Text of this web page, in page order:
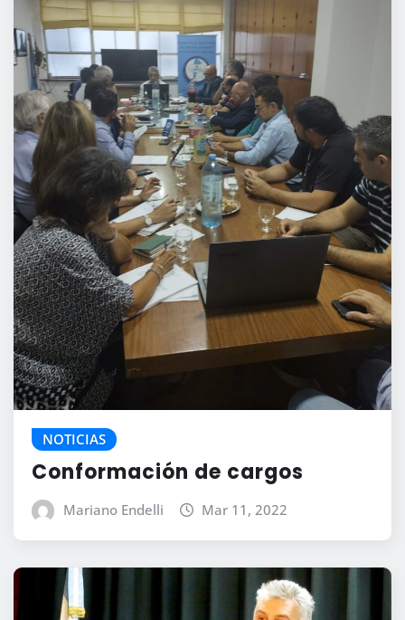
NOTICIAS
Conformación de cargos
Mariano Endelli Mar 11, 2022